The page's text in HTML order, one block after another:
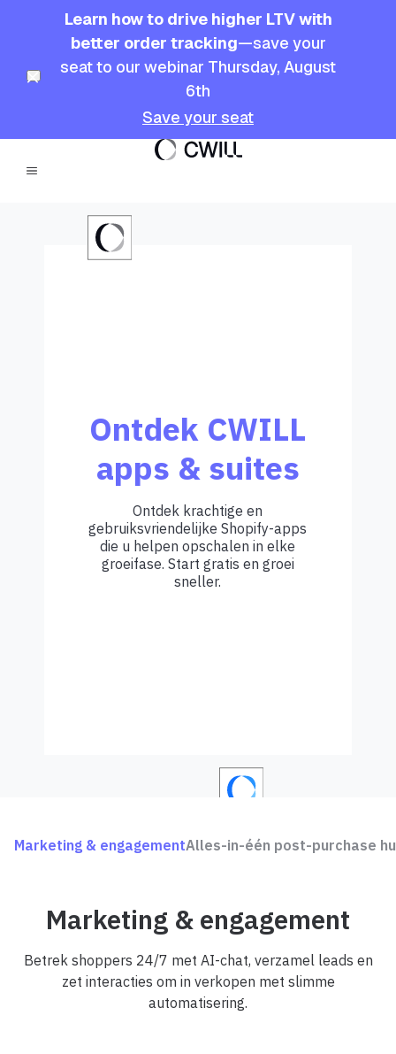
Learn how to drive higher LTV with
better order tracking—save your
seat to our webinar Thursday, August
6th
Save your seat
Ontdek CWILL
apps & suites
Ontdek krachtige en
gebruiksvriendelijke Shopify-apps
die u helpen opschalen in elke
groeifase. Start gratis en groei
sneller.
Marketing & engagementAlles-in-één post-purchase
Marketing & engagement
Betrek shoppers 24/7 met AI-chat, verzamel leads en
zet interacties om in verkopen met slimme
automatisering.